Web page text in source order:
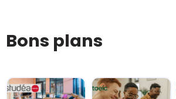
Bons plans